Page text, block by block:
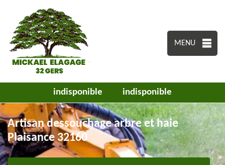
MENU
indisponible indisponible
Artisan dessouchage arbre et haie
Plaisance 32160